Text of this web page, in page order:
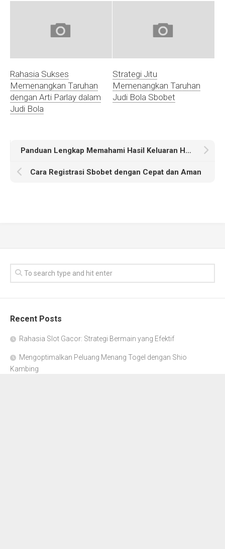
Rahasia Sukses
Memenangkan Taruhan
dengan Arti Parlay dalam
Judi Bola
Strategi Jitu
Memenangkan Taruhan
Judi Bola Sbobet
Panduan Lengkap Memahami Hasil Keluaran HK dan Strategi Bermain Togel
Cara Registrasi Sbobet dengan Cepat dan Aman
Recent Posts
Rahasia Slot Gacor: Strategi Bermain yang Efektif
Mengoptimalkan Peluang Menang Togel dengan Shio
Kambing